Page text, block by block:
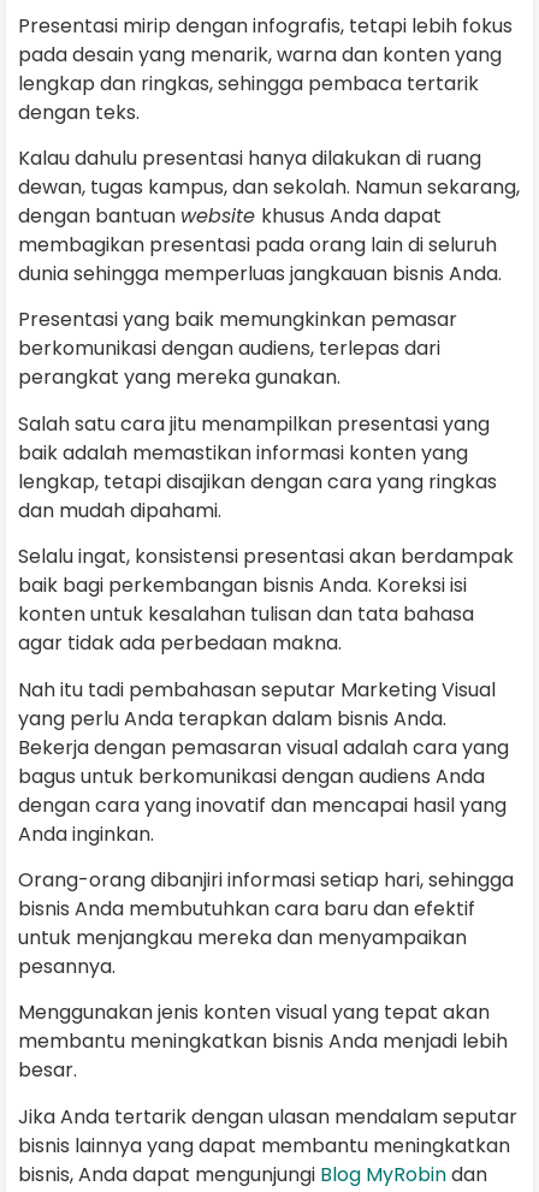
Presentasi mirip dengan infografis, tetapi lebih fokus
pada desain yang menarik, warna dan konten yang
lengkap dan ringkas, sehingga pembaca tertarik
dengan teks.
Kalau dahulu presentasi hanya dilakukan di ruang
dewan, tugas kampus, dan sekolah. Namun sekarang,
dengan bantuan website khusus Anda dapat
membagikan presentasi pada orang lain di seluruh
dunia sehingga memperluas jangkauan bisnis Anda.
Presentasi yang baik memungkinkan pemasar
berkomunikasi dengan audiens, terlepas dari
perangkat yang mereka gunakan.
Salah satu cara jitu menampilkan presentasi yang
baik adalah memastikan informasi konten yang
lengkap, tetapi disajikan dengan cara yang ringkas
dan mudah dipahami.
Selalu ingat, konsistensi presentasi akan berdampak
baik bagi perkembangan bisnis Anda. Koreksi isi
konten untuk kesalahan tulisan dan tata bahasa
agar tidak ada perbedaan makna.
Nah itu tadi pembahasan seputar Marketing Visual
yang perlu Anda terapkan dalam bisnis Anda.
Bekerja dengan pemasaran visual adalah cara yang
bagus untuk berkomunikasi dengan audiens Anda
dengan cara yang inovatif dan mencapai hasil yang
Anda inginkan.
Orang-orang dibanjiri informasi setiap hari, sehingga
bisnis Anda membutuhkan cara baru dan efektif
untuk menjangkau mereka dan menyampaikan
pesannya.
Menggunakan jenis konten visual yang tepat akan
membantu meningkatkan bisnis Anda menjadi lebih
besar.
Jika Anda tertarik dengan ulasan mendalam seputar
bisnis lainnya yang dapat membantu meningkatkan
bisnis, Anda dapat mengunjungi Blog MyRobindan